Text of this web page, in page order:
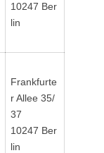
10247 Ber
lin
Frankfurte
r Allee 35/
37
10247 Ber
lin